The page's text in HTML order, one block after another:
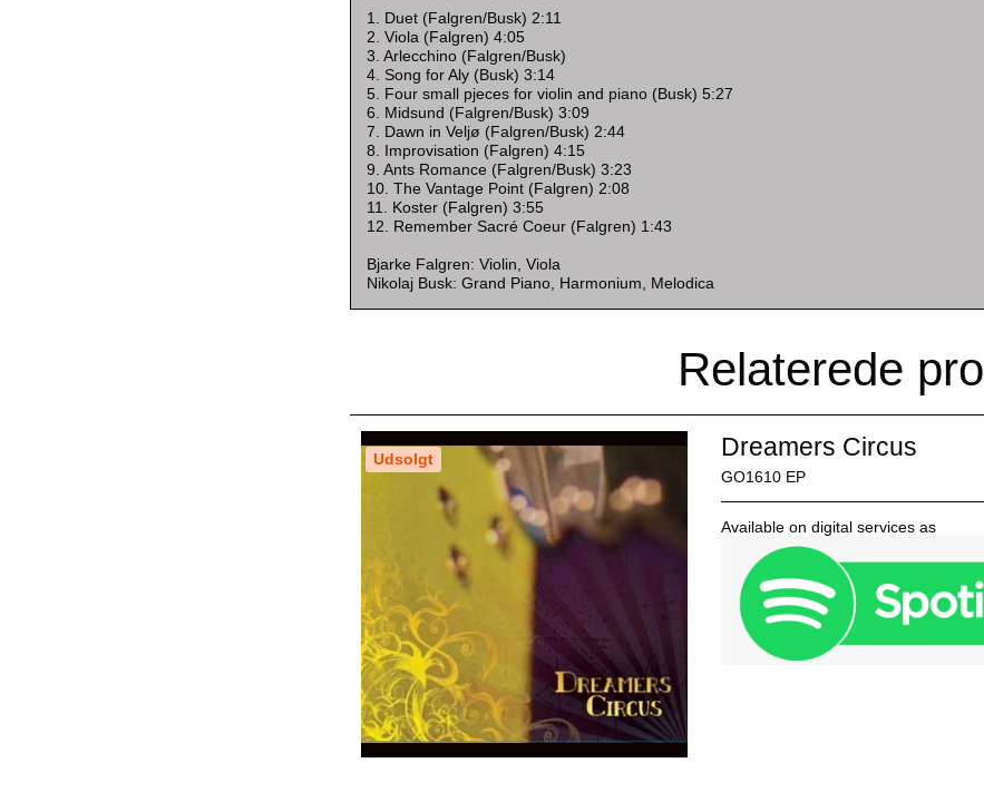
1. Duet (Falgren/Busk) 2:11
2. Viola (Falgren) 4:05
3. Arlecchino (Falgren/Busk)
4. Song for Aly (Busk) 3:14
5. Four small pjeces for violin and piano (Busk) 5:27
6. Midsund (Falgren/Busk) 3:09
7. Dawn in Veljø (Falgren/Busk) 2:44
8. Improvisation (Falgren) 4:15
9. Ants Romance (Falgren/Busk) 3:23
10. The Vantage Point (Falgren) 2:08
11. Koster (Falgren) 3:55
12. Remember Sacré Coeur (Falgren) 1:43
Bjarke Falgren: Violin, Viola
Nikolaj Busk: Grand Piano, Harmonium, Melodica
Relaterede
Udsolgt Dreamers Circus
GO1610 EP
Available on digital services as